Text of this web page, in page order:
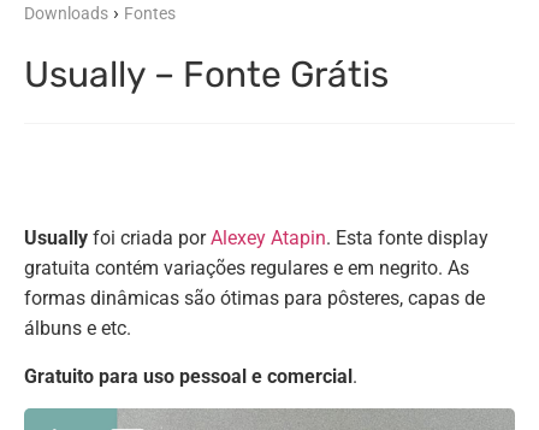
Downloads › Fontes
Usually – Fonte Grátis
Usually foi criada porAlexey Atapin. Esta fonte display
gratuita contém variações regulares e em negrito. As
formas dinâmicas são ótimas para pôsteres, capas de
álbuns e etc.
Gratuito para uso pessoal e comercial.